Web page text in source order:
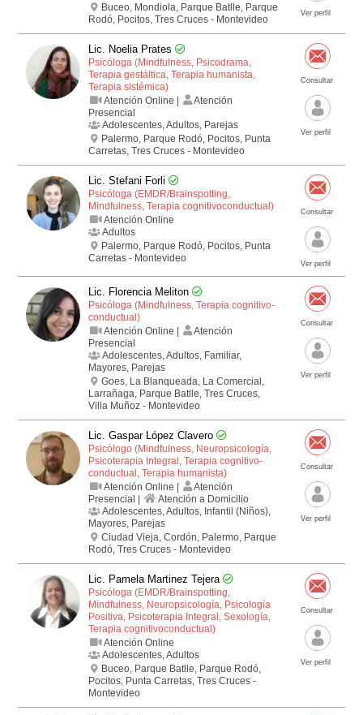
Buceo, Mondiola, Parque Batlle, Parque
Rodó, Pocitos, Tres Cruces - Montevideo
Ver perfil
Lic. Noelia Prates
Psicóloga (Mindfulness, Psicodrama,
Terapia gestáltica, Terapia humanista,
Terapia sistémica)
Atención Online |
Atención
Presencial
Adolescentes, Adultos, Parejas
Palermo, Parque Rodó, Pocitos, Punta
Carretas, Tres Cruces - Montevideo
Consultar
Ver perfil
Lic. Stefani Forli
Psicóloga (EMDR/Brainspotting,
Mindfulness, Terapia cognitivo­conductual)
Atención Online
Adultos
Palermo, Parque Rodó, Pocitos, Punta
Carretas - Montevideo
Consultar
Ver perfil
Lic. Florencia Meliton
Psicóloga (Mindfulness, Terapia cognitivo­
conductual)
Atención Online |
Atención
Presencial
Adolescentes, Adultos, Familiar,
Mayores, Parejas
Goes, La Blanqueada, La Comercial,
Larrañaga, Parque Batlle, Tres Cruces,
Villa Muñoz - Montevideo
Consultar
Ver perfil
Lic. Gaspar López Clavero
Psicólogo (Mindfulness, Neuropsicología,
Psicoterapia Integral, Terapia cognitivo­
conductual, Terapia humanista)
Atención Online |
Atención
Presencial |
Atención a Domicilio
Adolescentes, Adultos, Infantil (Niños),
Mayores, Parejas
Ciudad Vieja, Cordón, Palermo, Parque
Rodó, Tres Cruces - Montevideo
Consultar
Ver perfil
Lic. Pamela Martinez Tejera
Psicóloga (EMDR/Brainspotting,
Mindfulness, Neuropsicología, Psicología
Positiva, Psicoterapia Integral, Sexología,
Terapia cognitivo­conductual)
Atención Online
Adolescentes, Adultos
Buceo, Parque Batlle, Parque Rodó,
Pocitos, Punta Carretas, Tres Cruces -
Montevideo
Consultar
Ver perfil